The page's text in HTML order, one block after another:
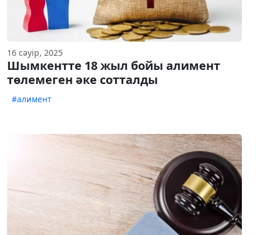
16 сәуір, 2025
Шымкентте 18 жыл бойы алимент
төлемеген әке сотталды
#алимент